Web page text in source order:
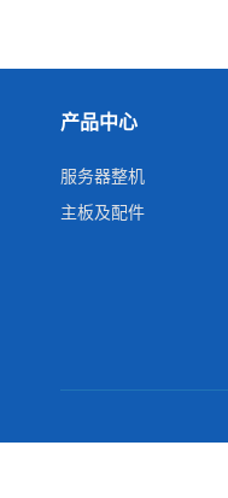
产品中心
服务器整机
主板及配件